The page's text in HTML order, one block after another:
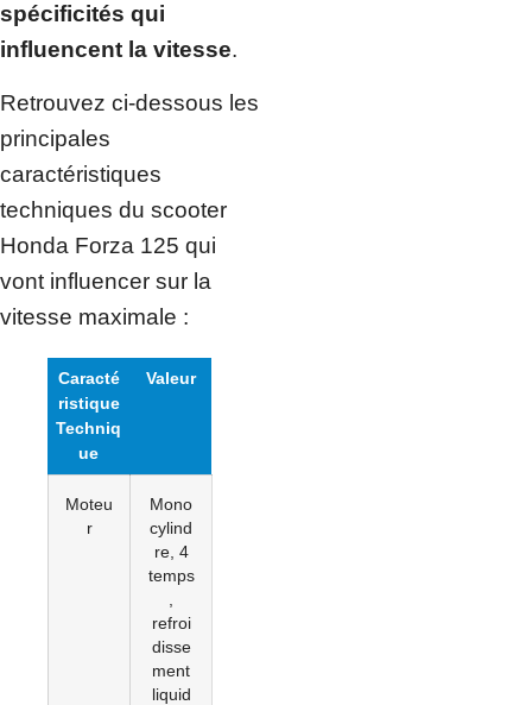
spécificités qui
influencent la vitesse.
Retrouvez ci-dessous les
principales
caractéristiques
techniques du scooter
Honda Forza 125 qui
vont influencer sur la
vitesse maximale :
Caracté
ristique
Techniq
ue
Valeur
Moteu
r
Mono
cylind
re, 4
temps
refroi
disse
ment
liquid